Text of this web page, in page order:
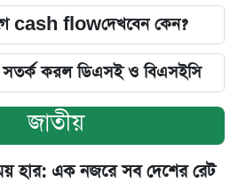
cash flowদেখবেন কেন?
সতর্ক করল ডিএসই ও বিএসইসি
জাতীয়
হার: এক নজরে সব দেশের রেট